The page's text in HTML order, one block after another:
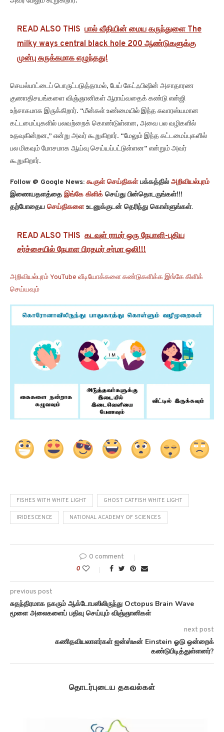
READ ALSO THIS பால் வீதியின் மைய கருந்துளை The
milky ways central black hole 200 ஆண்டுகளுக்கு
முன்பு சுருக்கமாக எழுந்தது!
செயல்பாட்டைப் பொருட்படுத்தாமல், பேய் கேட்ஃபிஷின் அசாதாரண
குணாதிசயங்களை விஞ்ஞானிகள் ஆராய்வதைக் கண்டு என்ஜி
உற்சாகமாக இருக்கிறார். “மீன்கள் உண்மையில் இந்த சுவாரஸ்யமான
கட்டமைப்புகளில் பலவற்றைக் கொண்டுள்ளன, அவை பல வழிகளில்
உதவுகின்றன,” என்று அவர் கூறுகிறார். “மேலும் இந்த கட்டமைப்புகளில்
பல மிகவும் மோசமாக ஆய்வு செய்யப்பட்டுள்ளன” என்றும் அவர்
கூறுகிறார்.
Follow @ Google News: கூகுள் செய்திகள்பக்கத்தில் அறிவியல்புரம்
இணையதளத்தை இங்கே கிளிக் செய்து பின்தொடருங்கள்!!!
தற்போதைய செய்திகளைஉடனுக்குடன் தெரிந்து கொள்ளுங்கள்.
READ ALSO THIS கடவுள் ராமர் ஒரு நேபாளி-புதிய
சர்ச்சையில் நேபாள பிரதமர் சர்மா ஒலி!!!
அறிவியல்புரம் YouTube வீடியோக்களை கண்டுகளிக்க இங்கே கிளிக்
செய்யவும்
FISHES WITH WHITE LIGHT GHOST CATFISH WHITE LIGHT
IRIDESCENCE NATIONAL ACADEMY OF SCIENCES
0 comment
0
previous post
சுதந்திரமாக நகரும் ஆக்டோபஸிலிருந்து Octopus Brain Wave
மூளை அலைகளைப் பதிவு செய்யும் விஞ்ஞானிகள்
next post
கணிதவியலாளர்கள் ஐன்ஸ்டீன் Einstein ஓடு ஒன்றைக்
கண்டுபிடித்துள்ளனர்?
தொடர்புடைய தகவல்கள்